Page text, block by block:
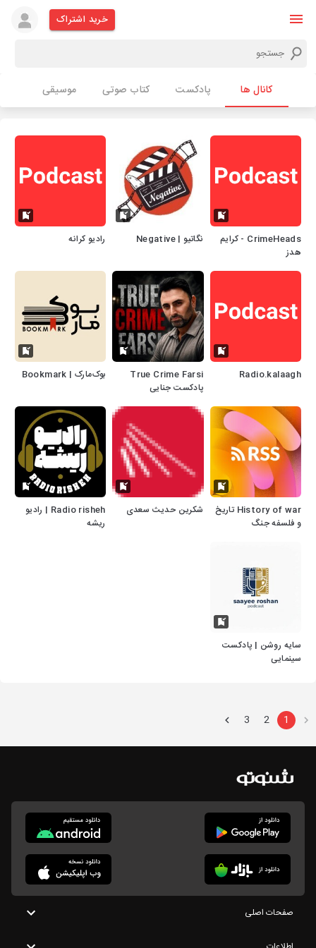
خرید اشتراک
کانال ها پادکست کتاب صوتی موسیقی
CrimeHeads - کرایم
هدز
نگاتیو | Negative رادیو کرانه
Radio.kalaagh
True Crime Farsi
پادکست جنایی
بوک‌‌مارک | Bookmark
History of war تاریخ
و فلسفه جنگ
شکرین حدیث سعدی
Radio risheh | رادیو
ریشه
سایه روشن | پادکست
سینمایی
1
2
3
صفحات اصلی